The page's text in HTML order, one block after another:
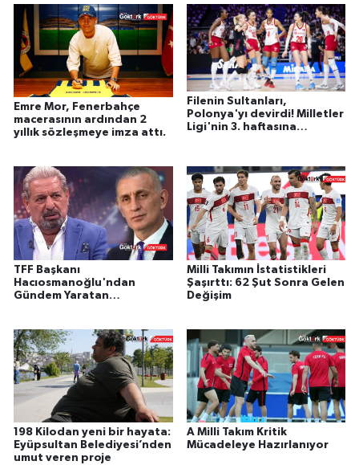
Emre Mor, Fenerbahçe
macerasının ardından 2
yıllık sözleşmeye imza attı.
Filenin Sultanları,
Polonya'yı devirdi! Milletler
Ligi'nin 3. haftasına
TFF Başkanı
Hacıosmanoğlu'ndan
Gündem Yaratan
Milli Takımın İstatistikleri
Şaşırttı: 62 Şut Sonra Gelen
Değişim
198 Kilodan yeni bir hayata:
Eyüpsultan Belediyesi’nden
umut veren proje
A Milli Takım Kritik
Mücadeleye Hazırlanıyor